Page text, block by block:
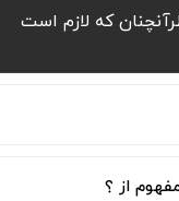
که لازم است
از ؟